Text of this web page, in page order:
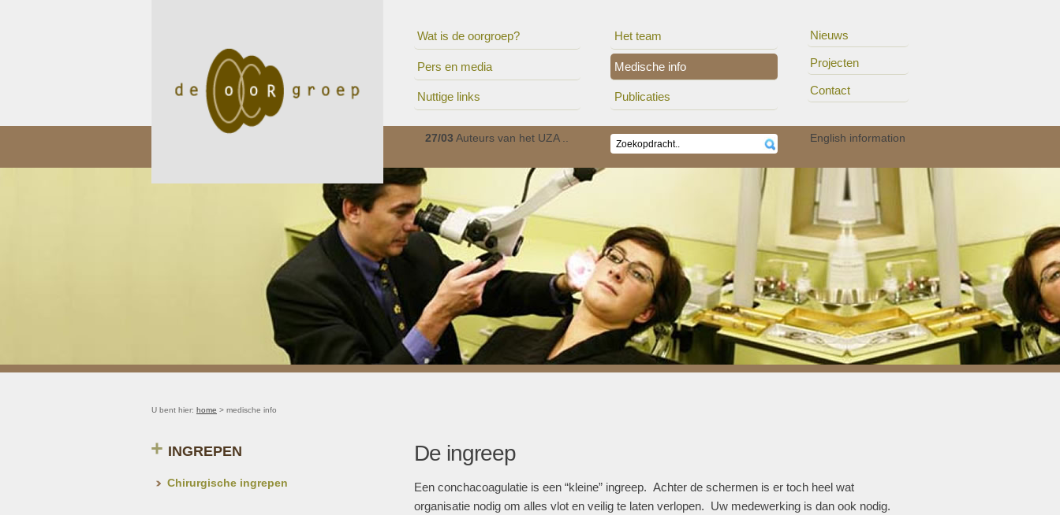
Wat is de oorgroep?
Pers en media
Nuttige links
Het team
Medische info
Publicaties
Nieuws
Projecten
Contact
27/03 Auteurs van het UZA .. 01/01De Oorgroep is verhe.. 15/11 Auteurs van het UZA ..
English information
U bent hier: home > medische info
INGREPEN
Chirurgische ingrepen
De ingreep
Een conchacoagulatie is een “kleine” ingreep. Achter de schermen is er toch heel wat
organisatie nodig om alles vlot en veilig te laten verlopen. Uw medewerking is dan ook nodig.